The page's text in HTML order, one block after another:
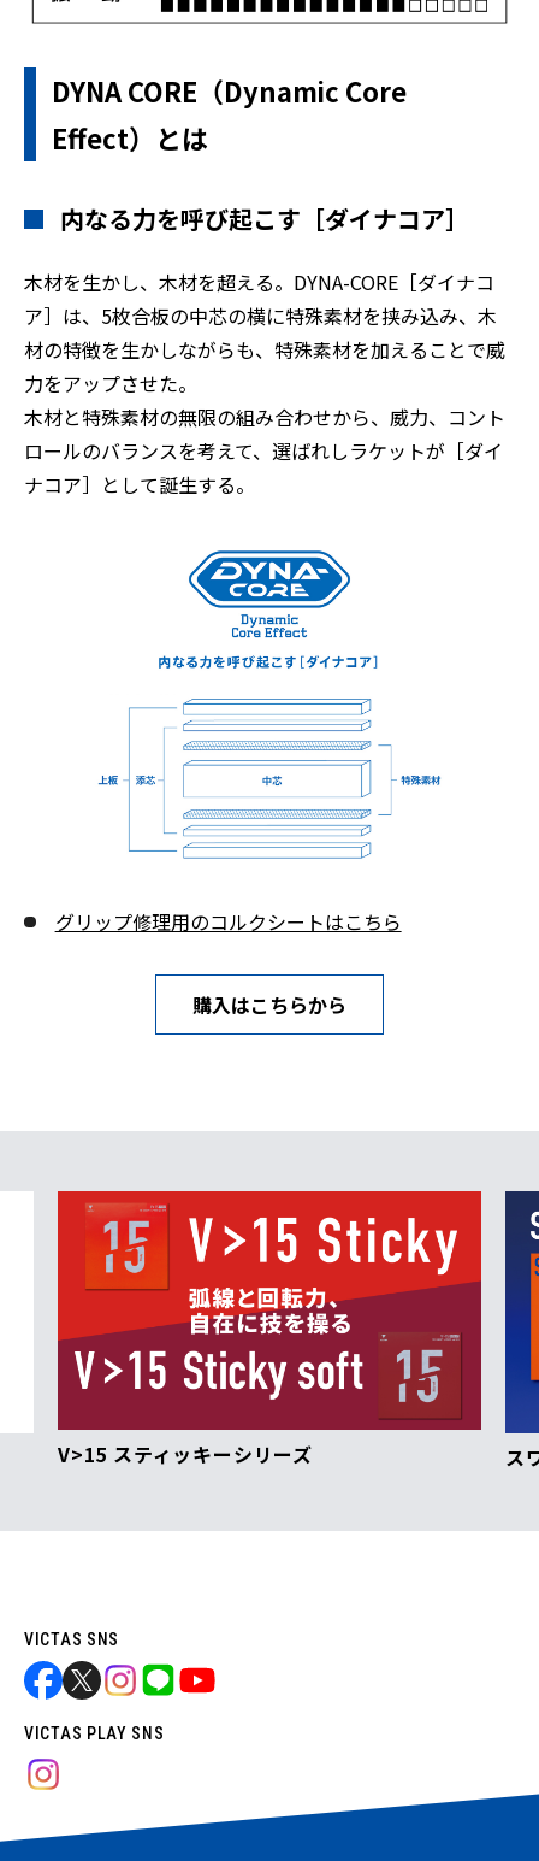
DYNA CORE（Dynamic Core
Effect）とは
内なる力を呼び起こす［ダイナコア］
木材を生かし、木材を超える。DYNA-CORE［ダイナコ
ア］は、5枚合板の中芯の横に特殊素材を挟み込み、木
材の特徴を生かしながらも、特殊素材を加えることで威
力をアップさせた。
木材と特殊素材の無限の組み合わせから、威力、コント
ロールのバランスを考えて、選ばれしラケットが［ダイ
ナコア］として誕生する。
グリップ修理用のコルクシートはこちら
購入はこちらから
V>15 スティッキーシリーズ ス
VICTAS SNS
VICTAS PLAY SNS